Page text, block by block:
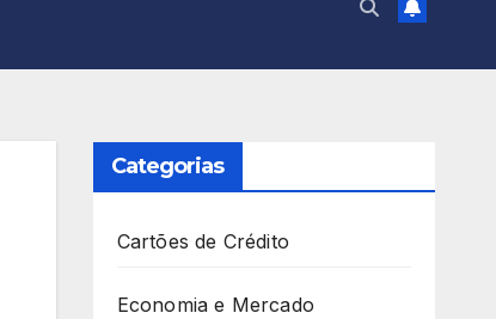
Categorias
Cartões de Crédito
Economia e Mercado